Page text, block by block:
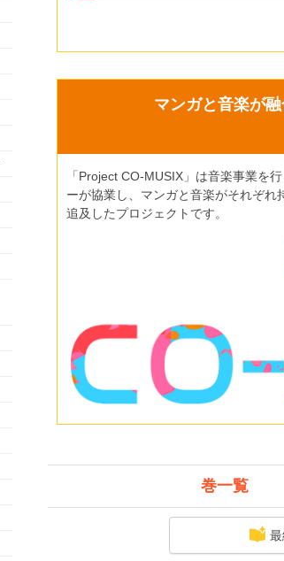
マンガと音楽が
「Project CO-MUSIX」は音楽事業を
ーが協業し、マンガと音楽がそれぞ
追及したプロジェクトです。
巻一覧